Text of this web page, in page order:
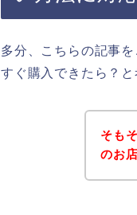
多分、こちらの記事
すぐ購入できたら？
そも
のお